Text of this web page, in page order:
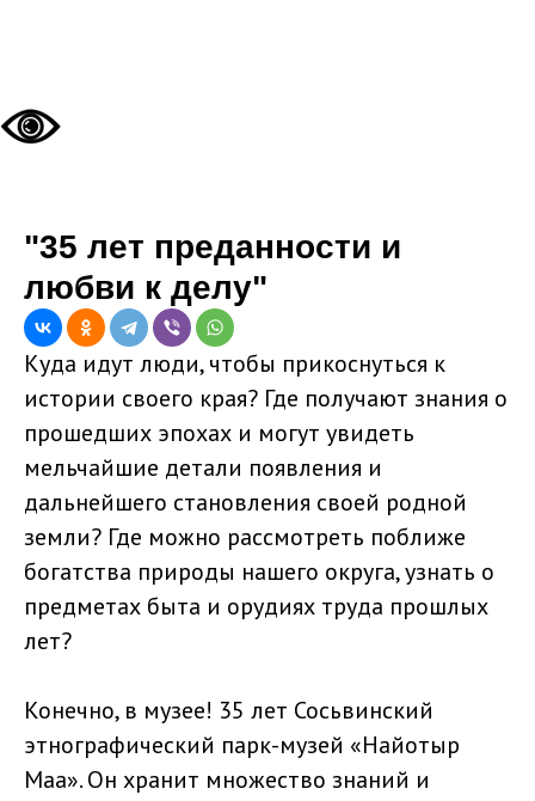
"35 лет преданности и
любви к делу"
Куда идут люди, чтобы прикоснуться к
истории своего края? Где получают знания о
прошедших эпохах и могут увидеть
мельчайшие детали появления и
дальнейшего становления своей родной
земли? Где можно рассмотреть поближе
богатства природы нашего округа, узнать о
предметах быта и орудиях труда прошлых
лет?
Конечно, в музее! 35 лет Сосьвинский
этнографический парк-музей «Найотыр
Маа». Он хранит множество знаний и